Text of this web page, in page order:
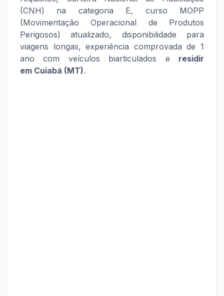
(CNH) na categoria E, curso MOPP
(Movimentação Operacional de Produtos
Perigosos) atualizado, disponibilidade para
viagens longas, experiência comprovada de 1
ano com veículos biarticulados e residir
em Cuiabá (MT).